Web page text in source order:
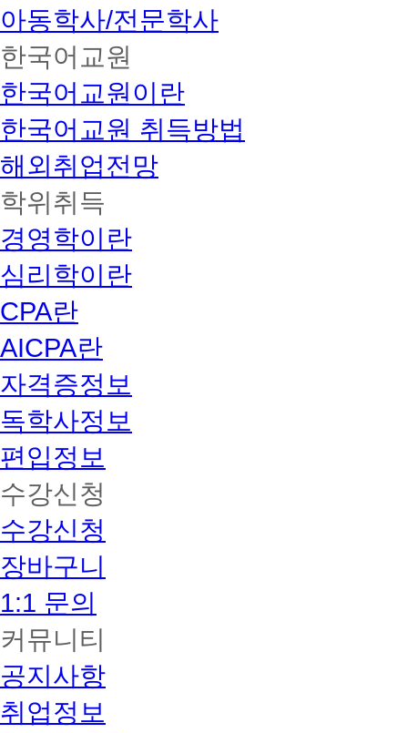
아동학사/전문학사
한국어교원
한국어교원이란
한국어교원 취득방법
해외취업전망
학위취득
경영학이란
심리학이란
CPA란
AICPA란
자격증정보
독학사정보
편입정보
수강신청
수강신청
장바구니
1:1 문의
커뮤니티
공지사항
취업정보